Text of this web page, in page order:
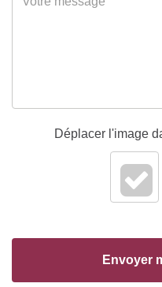
Déplacer l'image
Envoyer